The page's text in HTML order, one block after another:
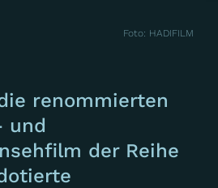
Foto: HADIFILM
renommierten
und
der Reihe